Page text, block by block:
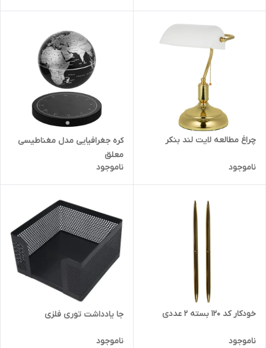
چراغ مطالعه لایت لند بنکر
ناموجود
کره جغرافیایی مدل مغناطیسی
معلق
ناموجود
خودکار کد ۱۲۰ بسته ۲ عددی
ناموجود
جا یادداشت توری فلزی
ناموجود